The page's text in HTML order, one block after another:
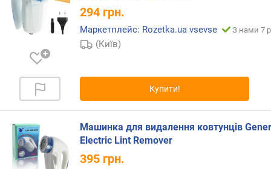
е
е
в
х
д
о
д
о
р
294 грн.
Маркетплейс: Rozetka.ua vsevse З нами 7
(Київ)
Купити!
Машинка для видалення ковтунців
Electric Lint Remover
395 грн.